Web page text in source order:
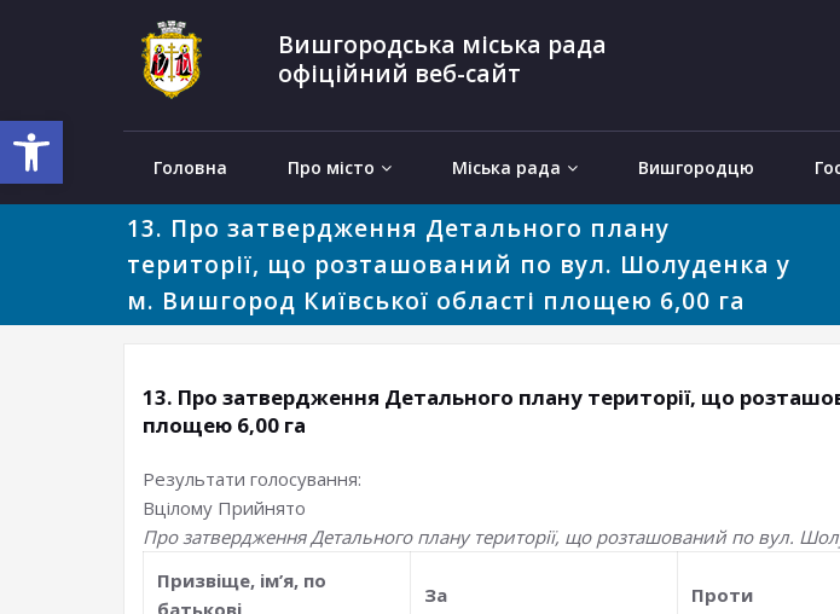
Відкрити Панель інструментів
Вишгородська міська рада
офіційний веб-сайт
Головна Про місто Міська рада Вишгородцю
13. Про затвердження Детального плану
території, що розташований по вул. Шолуденка у
м. Вишгород Київської області площею 6,00 га
13. Про затвердження Детального плану території, що
площею 6,00 га
Результати голосування:
Вцілому Прийнято
Про затвердження Детального плану території, що розташований по вул.
Призвiще, iм’я, по
батьковi
За Проти